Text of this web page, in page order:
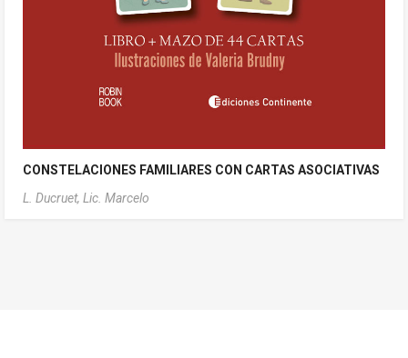
CONSTELACIONES FAMILIARES CON CARTAS ASOCIATIVAS
L. Ducruet, Lic. Marcelo